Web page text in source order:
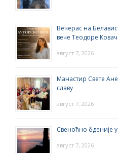
Вечерас на
вече Теодоре Ковач
август 7, 2026
Манастир Свете
славу
август 7, 2026
Свеноћно бденије
август 7, 2026